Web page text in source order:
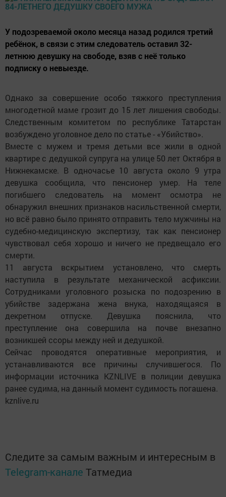
У подозреваемой около месяца назад родился третий
ребёнок, в связи с этим следователь оставил 32-
летнюю девушку на свободе, взяв с неё только
подписку о невыезде.
Однако за совершение особо тяжкого преступления
многодетной маме грозит до 15 лет лишения свободы.
Следственным комитетом по республике Татарстан
возбуждено уголовное дело по статье - «Убийство».
Вместе с мужем и тремя детьми все жили в одной
квартире с дедушкой супруга на улице 50 лет Октября в
Нижнекамске. В одночасье 10 августа около 9 утра
девушка сообщила, что пенсионер умер. На теле
погибшего следователь на момент осмотра не
обнаружил внешних признаков насильственной смерти,
но всё равно было принято отправить тело мужчины на
судебно-медицинскую экспертизу, так как пенсионер
чувствовал себя хорошо и ничего не предвещало его
смерти.
11 августа вскрытием установлено, что смерть
наступила в результате механической асфиксии.
Сотрудниками уголовного розыска по подозрению в
убийстве задержана жена внука, находящаяся в
декретном отпуске. Девушка пояснила, что
преступление она совершила на почве внезапно
возникшей ссоры между ней и дедушкой.
Сейчас проводятся оперативные мероприятия, и
устанавливаются все причины случившегося. По
информации источника KZNLIVE в полиции девушка
ранее судима, на данный момент судимость погашена.
kznlive.ru
Следите за самым важным и интересным в
Telegram-канале Татмедиа